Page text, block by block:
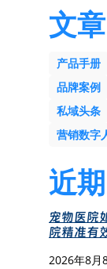
文章
产品手册
品牌案例
私域头条
营销数字
近期
宠物医院
院精准有
2026年8月